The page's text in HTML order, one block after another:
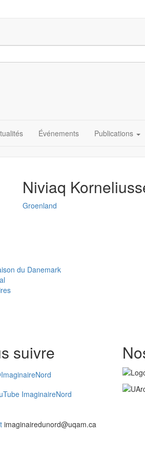
Événements Publications
Niviaq
Groenland
du Danemark
suivre
ImaginaireNord
imaginairedunord@uqam.ca